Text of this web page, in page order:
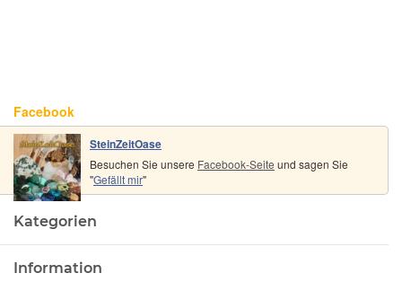
Facebook
SteinZeitOase
Besuchen Sie unsere Facebook-Seite und sagen Sie
"Gefällt mir"
Kategorien
Information